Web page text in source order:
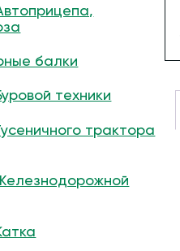
балки
техники
трактора